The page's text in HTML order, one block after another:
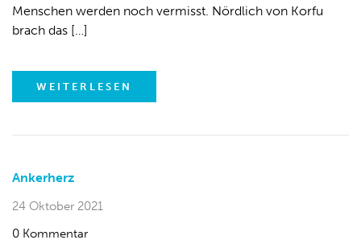
Menschen werden noch vermisst. Nördlich von Korfu
brach das […]
WEITERLESEN
Ankerherz
24 Oktober 2021
0 Kommentar